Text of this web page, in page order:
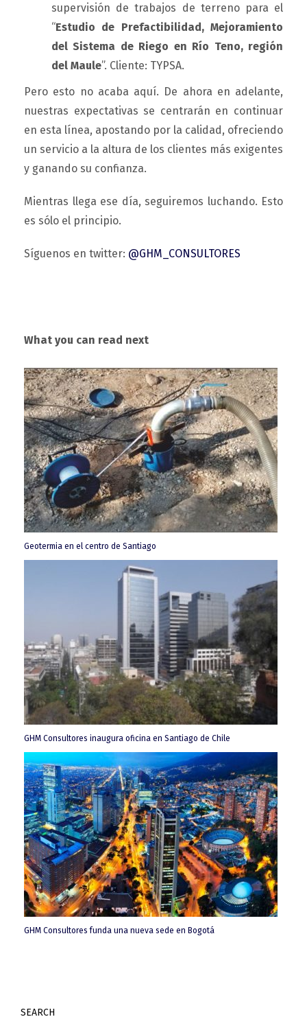
supervisión de trabajos de terreno para el
“Estudio de Prefactibilidad, Mejoramiento
del Sistema de Riego en Río Teno, región
del Maule”. Cliente: TYPSA.
Pero esto no acaba aquí. De ahora en adelante,
nuestras expectativas se centrarán en continuar
en esta línea, apostando por la calidad, ofreciendo
un servicio a la altura de los clientes más exigentes
y ganando su confianza.
Mientras llega ese día, seguiremos luchando. Esto
es sólo el principio.
Síguenos en twitter: @GHM_CONSULTORES
What you can read next
Geotermia en el centro de Santiago
GHM Consultores inaugura oficina en Santiago de Chile
GHM Consultores funda una nueva sede en Bogotá
SEARCH